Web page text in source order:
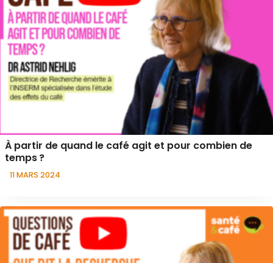
À partir de quand le café agit et pour combien de
temps ?
11 MARS 2024